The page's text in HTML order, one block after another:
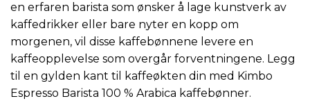
en erfaren barista som ønsker å lage kunstverk av
kaffedrikker eller bare nyter en kopp om
morgenen, vil disse kaffebønnene levere en
kaffeopplevelse som overgår forventningene. Legg
til en gylden kant til kaffeøkten din med Kimbo
Espresso Barista 100 % Arabica kaffebønner.